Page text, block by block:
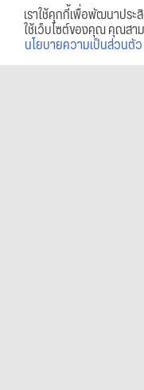
เราใช้คุกกี้เพื่อพัฒนาปร
ใช้เว็บไซต์ของคุณ คุณสา
นโยบายความเป็นส่วนตัว